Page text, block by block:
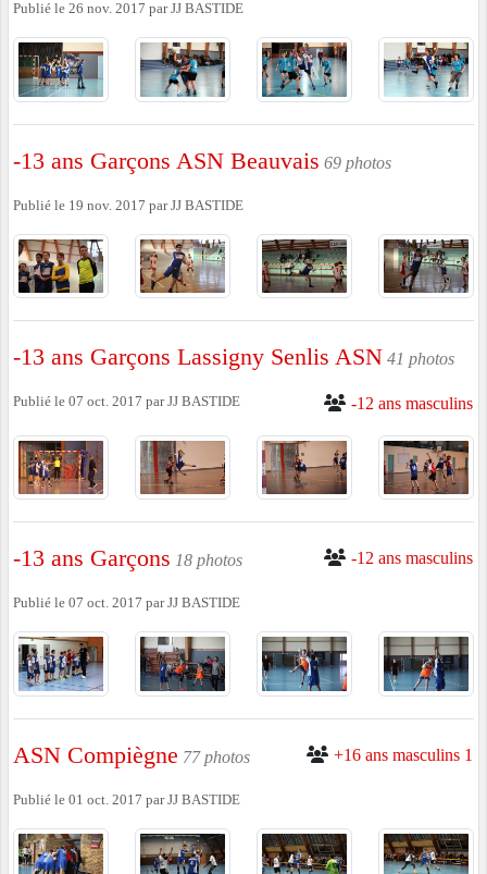
Publié le 26 nov. 2017 parJJ BASTIDE
-13 ans Garçons ASN Beauvais 69 photos
Publié le 19 nov. 2017 parJJ BASTIDE
-13 ans Garçons Lassigny Senlis ASN 41 photos
-12 ans masculins
Publié le 07 oct. 2017 parJJ BASTIDE
-13 ans Garçons 18 photos -12 ans masculins
Publié le 07 oct. 2017 parJJ BASTIDE
ASN Compiègne 77 photos +16 ans masculins 1
Publié le 01 oct. 2017 parJJ BASTIDE